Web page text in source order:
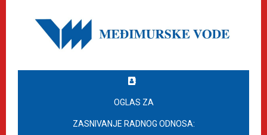
OGLAS ZA
ZASNIVANJE RADNOG ODNOSA: